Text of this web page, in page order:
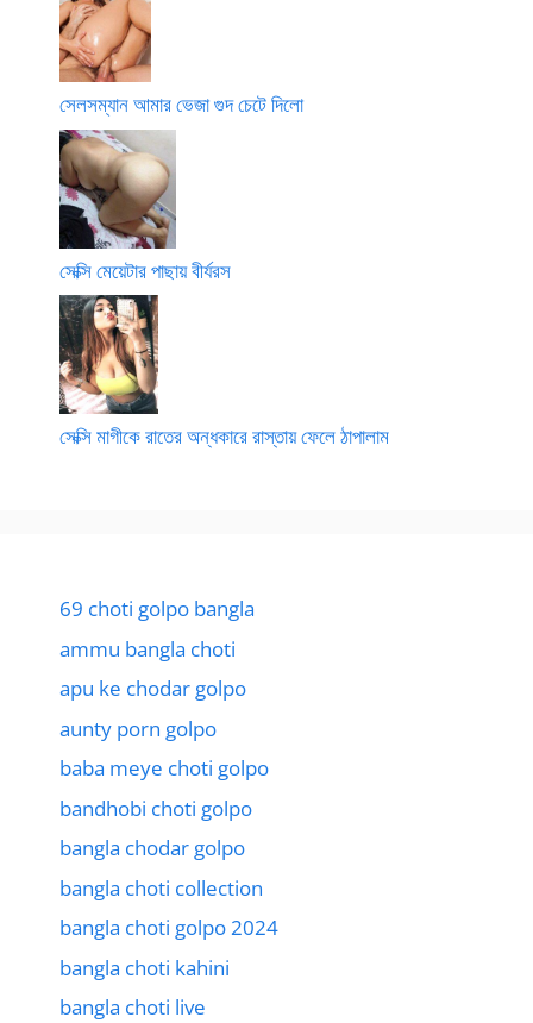
সেলসম্যান আমার ভেজা গুদ চেটে দিলো
সেক্সি মেয়েটার পাছায় বীর্যরস
সেক্সি মাগীকে রাতের অন্ধকারে রাস্তায় ফেলে ঠাপালাম
69 choti golpo bangla
ammu bangla choti
apu ke chodar golpo
aunty porn golpo
baba meye choti golpo
bandhobi choti golpo
bangla chodar golpo
bangla choti collection
bangla choti golpo 2024
bangla choti kahini
bangla choti live